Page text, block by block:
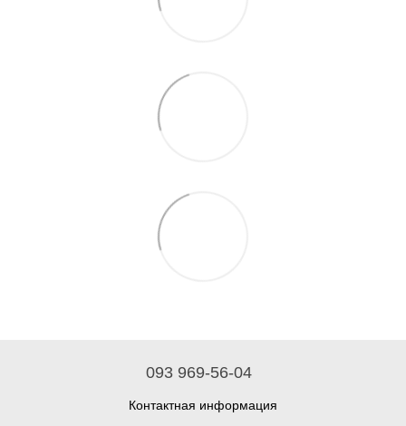
093 969-56-04
Контактная информация